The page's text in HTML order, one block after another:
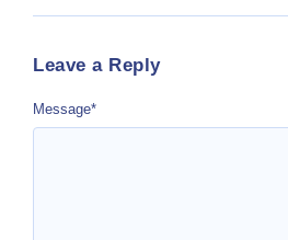
Leave a Reply
Message*